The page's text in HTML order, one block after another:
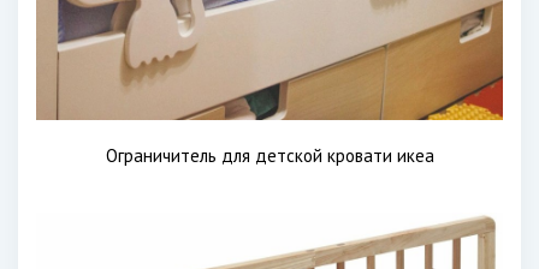
Ограничитель для детской кровати икеа